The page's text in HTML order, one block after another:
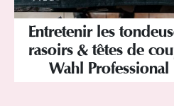
Entretenir les
rasoirs & têtes de
Wahl Professional